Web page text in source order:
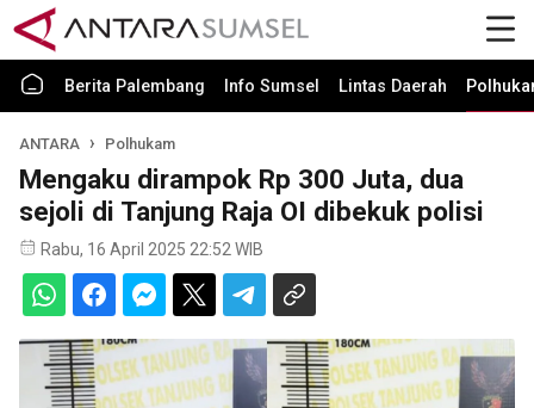
Berita Palembang Info Sumsel Lintas Daerah
ANTARA Polhukam
Mengaku dirampok Rp 300 Juta, dua
sejoli di Tanjung Raja OI dibekuk polisi
Rabu, 16 April 2025 22:52 WIB